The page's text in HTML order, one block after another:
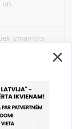
un
izmantots